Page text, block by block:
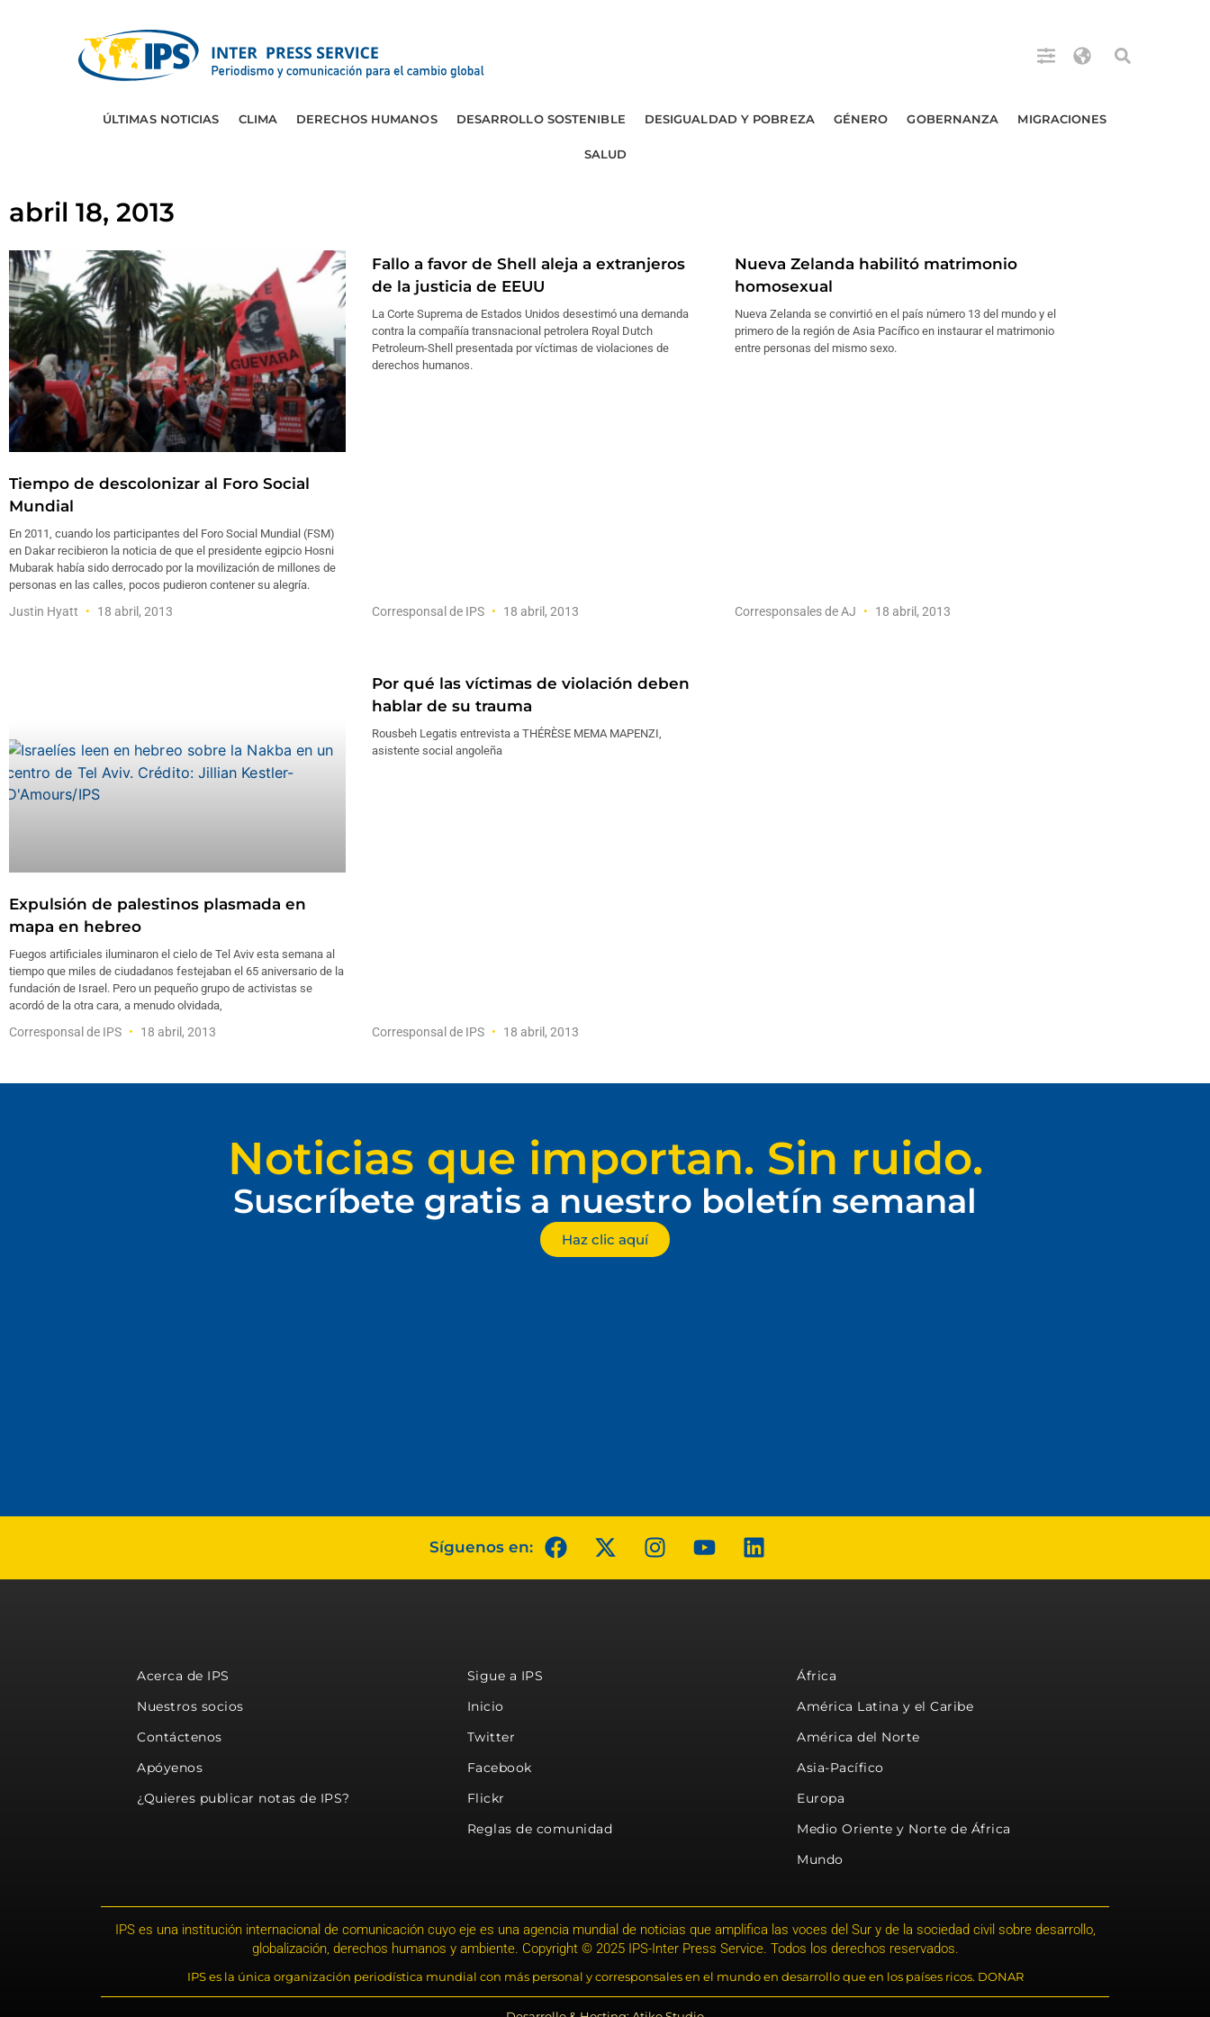
ÚLTIMAS NOTICIAS CLIMA DERECHOS HUMANOS DESARROLLO SOSTENIBLE DESIGUALDAD Y POBREZA GÉNERO GOBERNANZA MIGRACIONES
SALUD
abril 18, 2013
Tiempo de descolonizar al Foro Social
Mundial
En 2011, cuando los participantes del Foro Social Mundial (FSM)
en Dakar recibieron la noticia de que el presidente egipcio Hosni
Mubarak había sido derrocado por la movilización de millones de
personas en las calles, pocos pudieron contener su alegría.
Justin Hyatt 18 abril, 2013
Fallo a favor de Shell aleja a extranjeros
de la justicia de EEUU
La Corte Suprema de Estados Unidos desestimó una demanda
contra la compañía transnacional petrolera Royal Dutch
Petroleum-Shell presentada por víctimas de violaciones de
derechos humanos.
Corresponsal de IPS 18 abril, 2013
Nueva Zelanda habilitó matrimonio
homosexual
Nueva Zelanda se convirtió en el país número 13 del mundo y el
primero de la región de Asia Pacífico en instaurar el matrimonio
entre personas del mismo sexo.
Corresponsales de AJ 18 abril, 2013
Expulsión de palestinos plasmada en
mapa en hebreo
Fuegos artificiales iluminaron el cielo de Tel Aviv esta semana al
tiempo que miles de ciudadanos festejaban el 65 aniversario de la
fundación de Israel. Pero un pequeño grupo de activistas se
acordó de la otra cara, a menudo olvidada,
Corresponsal de IPS 18 abril, 2013
Por qué las víctimas de violación deben
hablar de su trauma
Rousbeh Legatis entrevista a THÉRÈSE MEMA MAPENZI,
asistente social angoleña
Corresponsal de IPS 18 abril, 2013
Noticias que importan. Sin ruido.
Suscríbete gratis a nuestro boletín semanal
Haz clic aquí
Síguenos en:
Acerca de IPS
Nuestros socios
Contáctenos
Apóyenos
¿Quieres publicar notas de IPS?
Sigue a IPS
Inicio
Twitter
Facebook
Flickr
Reglas de comunidad
África
América Latina y el Caribe
América del Norte
Asia-Pacífico
Europa
Medio Oriente y Norte de África
Mundo
IPS es una institución internacional de comunicación cuyo eje es una agencia mundial de noticias que amplifica las voces del Sur y de la sociedad civil sobre desarrollo,
globalización, derechos humanos y ambiente. Copyright © 2025 IPS-Inter Press Service. Todos los derechos reservados.
IPS es la única organización periodística mundial con más personal y corresponsales en el mundo en desarrollo que en los países ricos. DONAR